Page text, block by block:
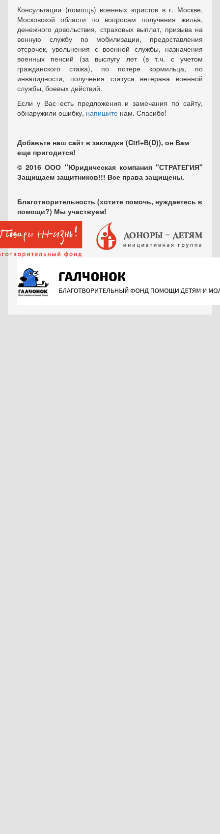
Консультации (помощь) военных юристов в г. Москве,
Московской области по вопросам получения жилья,
денежного довольствия, страховых выплат, призыва на
вонную службу по мобилизации, предоставления
отсрочек, увольнения с военной службы, назначения
военных пенсий (за выслугу лет (в т.ч. с учетом
гражданского стажа), по потере кормильца, по
инвалидности, получения статуса ветерана военной
службы, боевых действий.
Если у Вас есть предложения и замечания по сайту,
обнаружили ошибку, напишите нам. Спасибо!
Добавьте наш сайт в закладки (Ctrl+В(D)), он Вам
еще пригодится!
© 2016 ООО "Юридическая компания "СТРАТЕГИЯ"
Защищаем защитников!!! Все права защищены.
Благотворительность (хотите помочь, нуждаетесь в
помощи?) Мы участвуем!